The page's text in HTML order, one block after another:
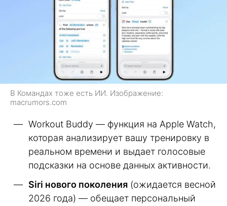
В Командах тоже есть ИИ. Изображение:
macrumors.com
Workout Buddy — функция на Apple Watch,
которая анализирует вашу тренировку в
реальном времени и выдает голосовые
подсказки на основе данных активности.
Siri нового поколения (ожидается весной
2026 года) — обещает персональный